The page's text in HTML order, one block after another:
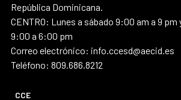
República Dominicana.
CENTRO: Lunes a sábado 9:00 am a 9
9:00 a 6:00 pm
Correo electrónico: info.ccesd@aecid.es
Teléfono: 809.686.8212
CCE